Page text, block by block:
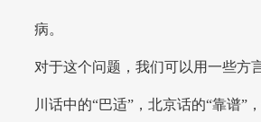
病。
对于这个问题，我们可以用一些方
川话中的“巴适”，北京话的“靠谱”